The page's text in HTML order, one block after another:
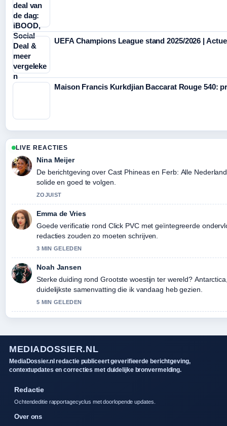
UEFA Champions League stand 2025/2026 |
Maison Francis Kurkdjian Baccarat Rouge 540:
LIVE REACTIES
Nina Meijer
De berichtgeving over Cast Phineas en Ferb: Alle
solide en goed te volgen.
ZOJUIST
Emma de Vries
Goede verificatie rond Click PVC met geïntegreerde
redacties zouden zo moeten schrijven.
3 MIN GELEDEN
Noah Jansen
Sterke duiding rond Grootste woestijn ter wereld?
duidelijkste samenvatting die ik vandaag heb gezien.
5 MIN GELEDEN
MEDIADOSSIER.NL
MediaDossier.nl redactie publiceert geverifieerde berichtgeving,
contextupdates en correcties met duidelijke bronvermelding.
Redactie
Ochtendeditie rapportagecyclus met doorlopende updates.
Over ons